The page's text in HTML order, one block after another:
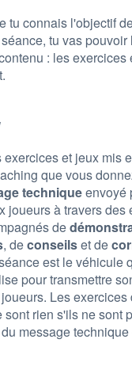
tu connais l'objectif
tu vas
: les exercices
et jeux mis
que vous
techniqueenvoyé
joueurs à travers des
de
, deconseilset de
est le véhicule
pour transmettre
Les exercices
sont rien s'ils ne sont
message